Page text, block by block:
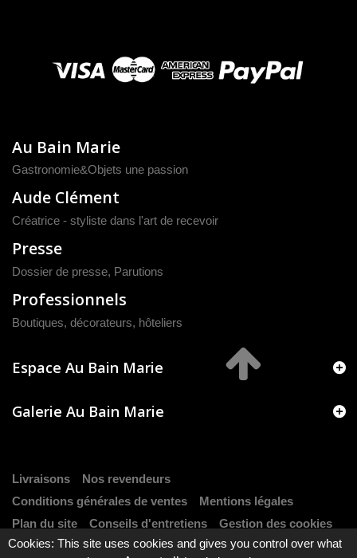
Au Bain Marie
Gastronomie&Objets une passion
Aude Clément
Créatrice - styliste dans l'art de recevoir
Presse
Dossier de presse, Parutions
Professionnels
Boutiques, décorateurs, hôteliers
Espace Au Bain Marie
Galerie Au Bain Marie
Livraisons
Nos revendeurs
Conditions générales de ventes
Mentions légales
Plan du site
Conseils d'entretiens
Gestion des cookies
Cookies: This site uses cookies and gives you control over what